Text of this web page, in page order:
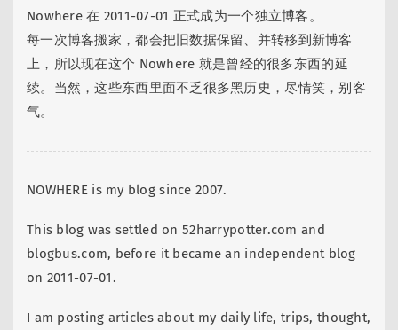
Nowhere 在 2011-07-01 正式成为一个独立博客。
每一次博客搬家，都会把旧数据保留、并转移到新博客
上，所以现在这个 Nowhere 就是曾经的很多东西的延
续。当然，这些东西里面不乏很多黑历史，尽情笑，别客
气。
NOWHERE is my blog since 2007.
This blog was settled on 52harrypotter.com and
blogbus.com, before it became an independent blog
on 2011-07-01.
I am posting articles about my daily life, trips, thought,